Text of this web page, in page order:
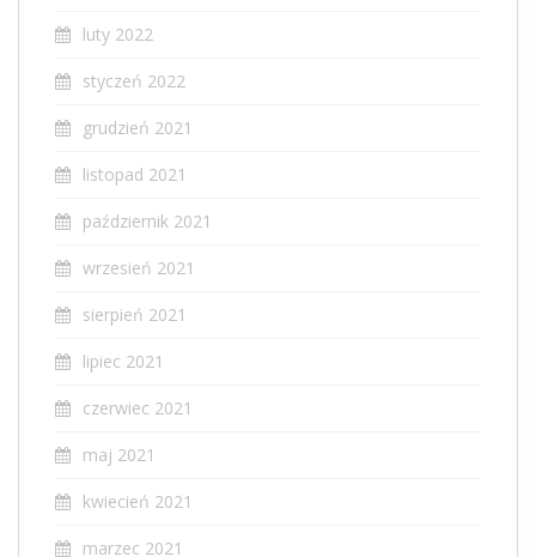
luty 2022
styczeń 2022
grudzień 2021
listopad 2021
październik 2021
wrzesień 2021
sierpień 2021
lipiec 2021
czerwiec 2021
maj 2021
kwiecień 2021
marzec 2021